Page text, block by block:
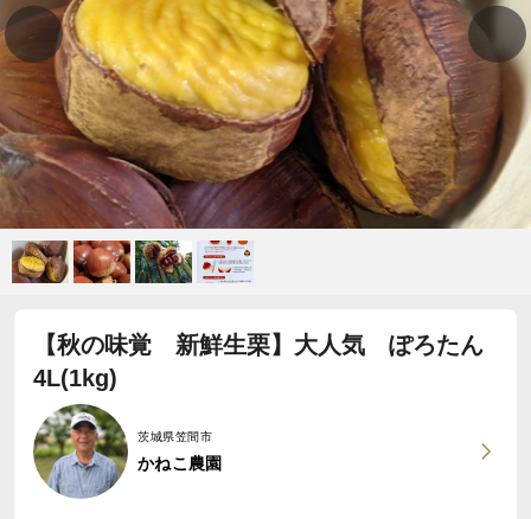
【秋の味覚 新鮮生栗】大人気 ぽろたん
4L(1kg)
茨城県笠間市
かねこ農園